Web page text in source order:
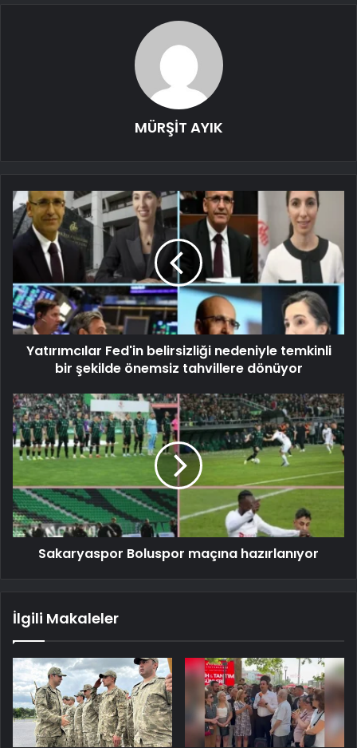
MÜRŞİT AYIK
Yatırımcılar Fed'in belirsizliği nedeniyle temkinli
bir şekilde önemsiz tahvillere dönüyor
Sakaryaspor Boluspor maçına hazırlanıyor
İlgili Makaleler